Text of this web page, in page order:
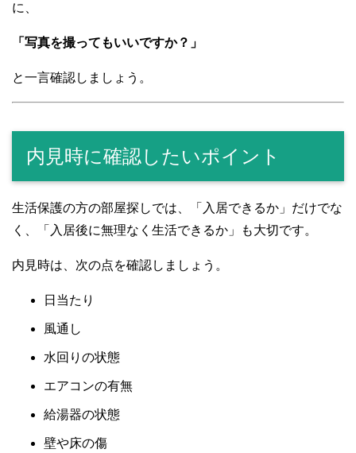
に、
「写真を撮ってもいいですか？」
と一言確認しましょう。
内見時に確認したいポイント
生活保護の方の部屋探しでは、「入居できるか」だけでな
く、「入居後に無理なく生活できるか」も大切です。
内見時は、次の点を確認しましょう。
日当たり
風通し
水回りの状態
エアコンの有無
給湯器の状態
壁や床の傷